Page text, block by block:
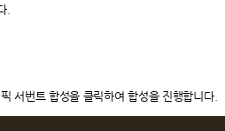
.
서번트 합성을 클릭하여 합성을 진행합니다.